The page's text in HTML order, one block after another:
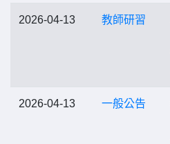
2026-04-13 教師研習
2026-04-13 一般公告